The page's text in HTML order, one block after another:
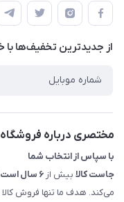
سمت چپ (فروشگاه
هماهنگی"
حساب کاربری
تماس با ما
راهنما
پرسش های شما
شرایط و ضوابط گارانتی
روش های بازگرداندن کالا
از جدید‌ترین تخفیف‌ها با‌
مختصری درباره فروشگاه
با سپاس از انتخاب شما
جاست کالا بیش از ۶ سال است
می‌کند. هدف ما تنها فروش